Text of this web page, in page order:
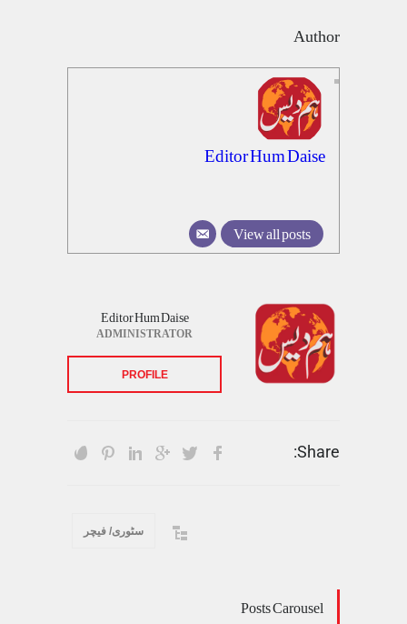
Author
Editor Hum Daise
View all posts
Editor Hum Daise
ADMINISTRATOR
PROFILE
Share:
سٹوری/ فیچر
Posts Carousel